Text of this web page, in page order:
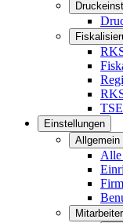
Einstellungen
Allgemein
Alle